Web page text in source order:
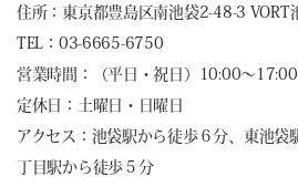
住所：東京都豊島区南池袋2-48-3 VORT
TEL：03-6665-6750
営業時間：（平日・祝日）10:00～17:00
定休日：土曜日・日曜日
アクセス：池袋駅から徒歩６分、東池袋
丁目駅から徒歩５分